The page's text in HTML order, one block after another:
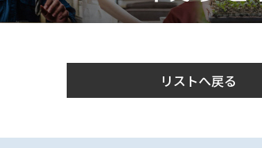
リストへ戻る